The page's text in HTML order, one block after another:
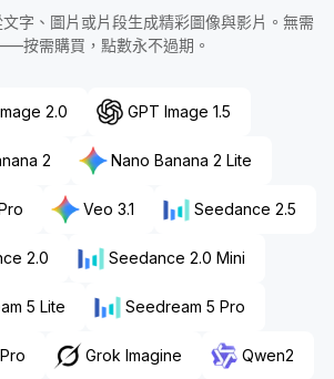
字、圖片或片段生成精彩圖像與影片。無需
按需購買，點數永不過期。
2.0 GPT Image 1.5
2 Nano Banana 2 Lite
Veo 3.1 Seedance 2.5
2.0 Seedance 2.0 Mini
5 Lite Seedream 5 Pro
Grok Imagine Qwen2